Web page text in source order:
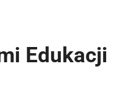
Edukacji